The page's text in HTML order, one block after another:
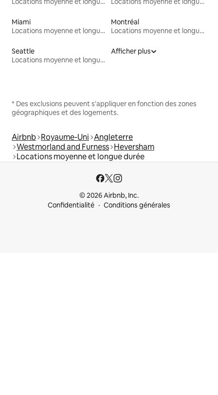
Miami
Locations moyenne et longue durée
Montréal
Locations moyenne et longue durée
Seattle
Locations moyenne et longue durée
Afficher plus
* Des exclusions peuvent s'appliquer en fonction des zones
géographiques et des logements.
Airbnb Royaume-Uni Angleterre
Westmorland and Furness Heversham
Locations moyenne et longue durée
© 2026 Airbnb, Inc.
Confidentialité
Conditions générales